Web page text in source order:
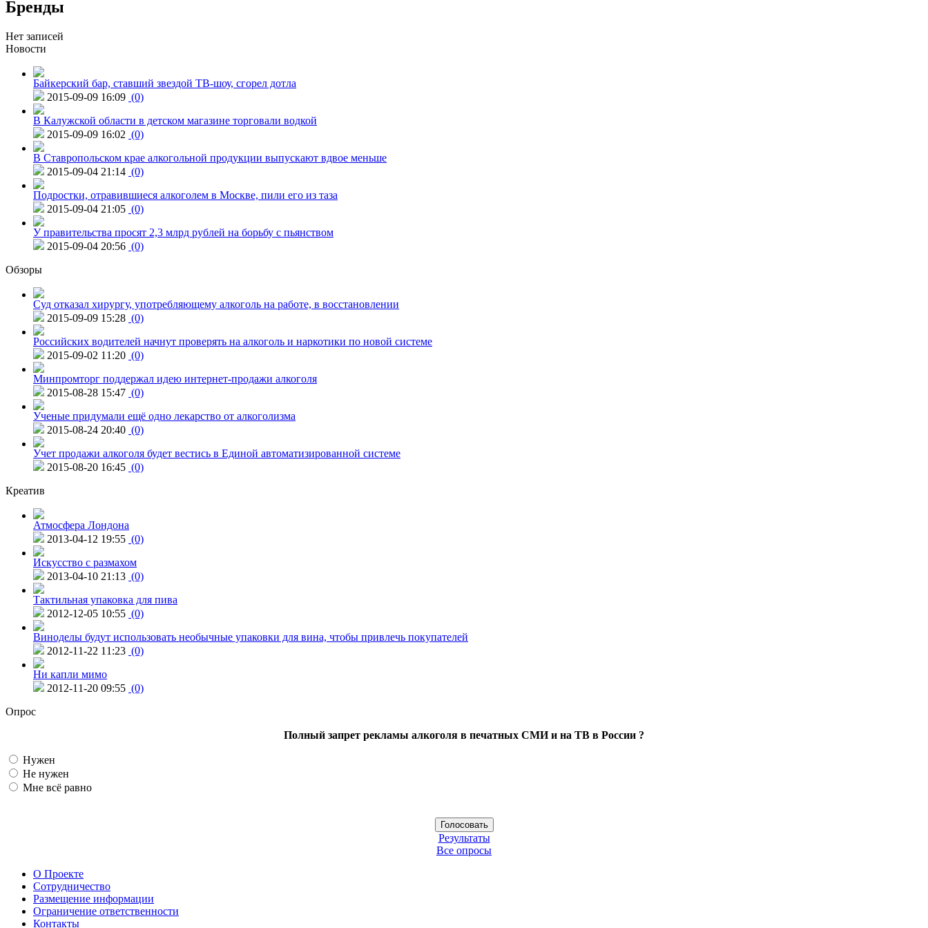
Бренды
Нет записей
Новости
Байкерский бар, ставший звездой ТВ-шоу, сгорел дотла
2015-09-09 16:09 (0)
В Калужской области в детском магазине торговали водкой
2015-09-09 16:02 (0)
В Ставропольском крае алкогольной продукции выпускают вдвое меньше
2015-09-04 21:14 (0)
Подростки, отравившиеся алкоголем в Москве, пили его из таза
2015-09-04 21:05 (0)
У правительства просят 2,3 млрд рублей на борьбу с пьянством
2015-09-04 20:56 (0)
Обзоры
Суд отказал хирургу, употребляющему алкоголь на работе, в восстановлении
2015-09-09 15:28 (0)
Российских водителей начнут проверять на алкоголь и наркотики по новой системе
2015-09-02 11:20 (0)
Минпромторг поддержал идею интернет-продажи алкоголя
2015-08-28 15:47 (0)
Ученые придумали ещё одно лекарство от алкоголизма
2015-08-24 20:40 (0)
Учет продажи алкоголя будет вестись в Единой автоматизированной системе
2015-08-20 16:45 (0)
Креатив
Атмосфера Лондона
2013-04-12 19:55 (0)
Искусство с размахом
2013-04-10 21:13 (0)
Тактильная упаковка для пива
2012-12-05 10:55 (0)
Виноделы будут использовать необычные упаковки для вина, чтобы привлечь покупателей
2012-11-22 11:23 (0)
Ни капли мимо
2012-11-20 09:55 (0)
Опрос
Полный запрет рекламы алкоголя в печатных СМИ и на ТВ в России ?
Нужен
Не нужен
Мне всё равно
Результаты
Все опросы
О Проекте
Сотрудничество
Размещение информации
Ограничение ответственности
Контакты